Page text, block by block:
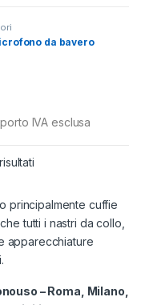
principalmente cuffie
tutti i nastri da collo,
apparecchiature
– Roma, Milano,
da bavero
IVA esclusa
Ordina in base al